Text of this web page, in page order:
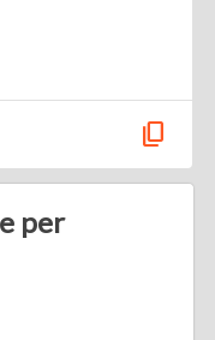
content_copy
per